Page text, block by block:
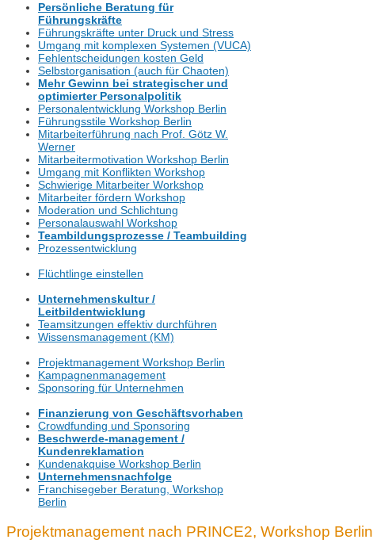
Persönliche Beratung für
Führungskräfte
Führungskräfte unter Druck und Stress
Umgang mit komplexen Systemen (VUCA)
Fehlentscheidungen kosten Geld
Selbstorganisation (auch für Chaoten)
Mehr Gewinn bei strategischer und
optimierter Personalpolitik
Personalentwicklung Workshop Berlin
Führungsstile Workshop Berlin
Mitarbeiterführung nach Prof. Götz W.
Werner
Mitarbeitermotivation Workshop Berlin
Umgang mit Konflikten Workshop
Schwierige Mitarbeiter Workshop
Mitarbeiter fördern Workshop
Moderation und Schlichtung
Personalauswahl Workshop
Teambildungsprozesse / Teambuilding
Prozessentwicklung
Flüchtlinge einstellen
Unternehmenskultur /
Leitbildentwicklung
Teamsitzungen effektiv durchführen
Wissensmanagement (KM)
Projektmanagement Workshop Berlin
Kampagnenmanagement
Sponsoring für Unternehmen
Finanzierung von Geschäftsvorhaben
Crowdfunding und Sponsoring
Beschwerde-management /
Kundenreklamation
Kundenakquise Workshop Berlin
Unternehmensnachfolge
Franchisegeber Beratung, Workshop
Berlin
Projektmanagement nach PRINCE2, Workshop Berlin